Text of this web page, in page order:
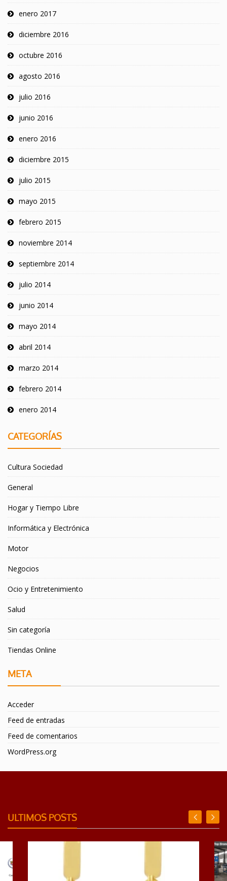
enero 2017
diciembre 2016
octubre 2016
agosto 2016
julio 2016
junio 2016
enero 2016
diciembre 2015
julio 2015
mayo 2015
febrero 2015
noviembre 2014
septiembre 2014
julio 2014
junio 2014
mayo 2014
abril 2014
marzo 2014
febrero 2014
enero 2014
CATEGORÍAS
Cultura Sociedad
General
Hogar y Tiempo Libre
Informática y Electrónica
Motor
Negocios
Ocio y Entretenimiento
Salud
Sin categoría
Tiendas Online
META
Acceder
Feed de entradas
Feed de comentarios
WordPress.org
ULTIMOS POSTS